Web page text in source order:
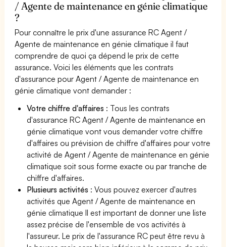
/ Agente de maintenance en génie climatique
?
Pour connaître le prix d'une assurance RC Agent /
Agente de maintenance en génie climatique il faut
comprendre de quoi ça dépend le prix de cette
assurance. Voici les éléments que les contrats
d'assurance pour Agent / Agente de maintenance en
génie climatique vont demander :
Votre chiffre d'affaires : Tous les contrats
d'assurance RC Agent / Agente de maintenance en
génie climatique vont vous demander votre chiffre
d'affaires ou prévision de chiffre d'affaires pour votre
activité de Agent / Agente de maintenance en génie
climatique soit sous forme exacte ou par tranche de
chiffre d'affaires.
Plusieurs activités : Vous pouvez exercer d'autres
activités que Agent / Agente de maintenance en
génie climatique Il est important de donner une liste
assez précise de l'ensemble de vos activités à
l'assureur. Le prix de l'assurance RC peut être revu à